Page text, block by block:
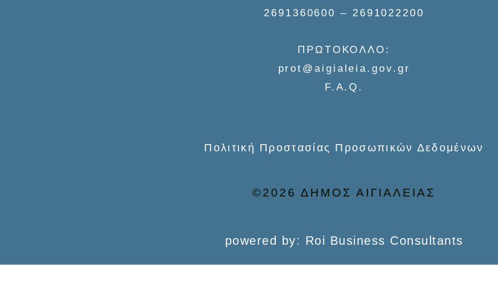
2691360600 – 2691022200
ΠΡΩΤΟΚΟΛΛΟ:
prot@aigialeia.gov.gr
F.A.Q.
Πολιτική Προστασίας Προσωπικών Δεδομένων
©2026 ΔΗΜΟΣ ΑΙΓΙΑΛΕΙΑΣ
powered by: Roi Business Consultants